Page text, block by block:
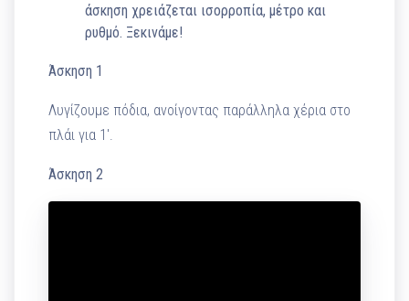
άσκηση χρειάζεται ισορροπία, μέτρο και
ρυθμό. Ξεκινάμε!
Άσκηση 1
Λυγίζουμε πόδια, ανοίγοντας παράλληλα χέρια στο
πλάι για 1′.
Άσκηση 2